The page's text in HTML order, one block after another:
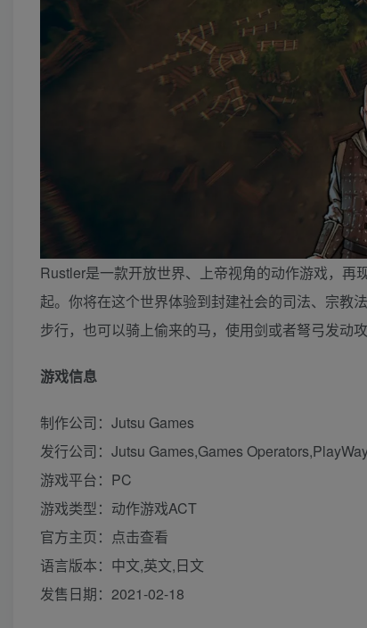
Rustler是一款开放世界、上帝视角的动作游戏，再
起。你将在这个世界体验到封建社会的司法、宗
步行，也可以骑上偷来的马，使用剑或者弩弓发动
游戏信息
制作公司：Jutsu Games
发行公司：Jutsu Games,Games
游戏平台：PC
游戏类型：动作游戏ACT
官方主页：点击查看
语言版本：中文,英文,日文
发售日期：2021-02-18